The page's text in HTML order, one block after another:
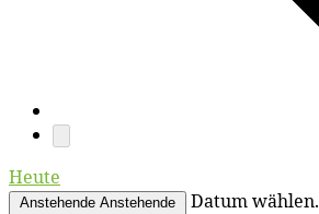
Heute
Anstehende Anstehende Datum wählen.